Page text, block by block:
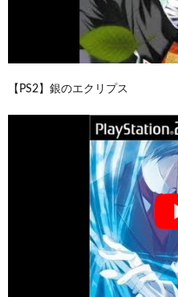
【PS2】銀のエクリプス